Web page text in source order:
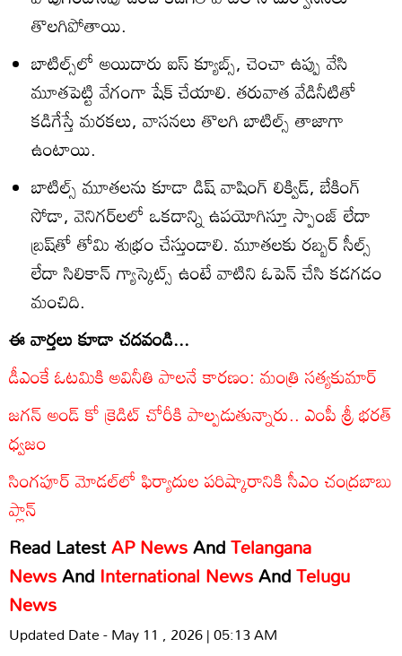
తొలగిపోతాయి.
బాటిల్స్‌లో అయిదారు ఐస్‌ క్యూబ్స్‌, చెంచా ఉప్పు వేసి
మూతపెట్టి వేగంగా షేక్‌ చేయాలి. తరువాత వేడినీటితో
కడిగేస్తే మరకలు, వాసనలు తొలగి బాటిల్స్‌ తాజాగా
ఉంటాయి.
బాటిల్స్‌ మూతలను కూడా డిష్‌ వాషింగ్‌ లిక్విడ్‌, బేకింగ్‌
సోడా, వెనిగర్‌లలో ఒకదాన్ని ఉపయోగిస్తూ స్పాంజ్‌ లేదా
బ్రష్‌తో తోమి శుభ్రం చేస్తుండాలి. మూతలకు రబ్బర్‌ సీల్స్‌
లేదా సిలికాన్‌ గ్యాస్కెట్స్‌ ఉంటే వాటిని ఓపెన్‌ చేసి కడగడం
మంచిది.
ఈ వార్తలు కూడా చదవండి...
డీఎంకే ఓటమికి అవినీతి పాలనే కారణం: మంత్రి సత్యకుమార్
జగన్ అండ్ కో క్రెడిట్ చోరీకి పాల్పడుతున్నారు.. ఎంపీ శ్రీ భరత్
ధ్వజం
సింగపూర్ మోడల్‌లో ఫిర్యాదుల పరిష్కారానికి సీఎం చంద్రబాబు
ప్లాన్
Read LatestAP NewsAndTelangana
NewsAnd International NewsAndTelugu
News
Updated Date - May 11 , 2026 | 05:13 AM